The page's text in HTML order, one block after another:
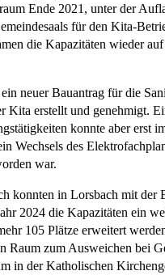
Ende 2021, unter der
für den Kita-
die Kapazitäten wieder
neuer Bauantrag für die
Kita erstellt und genehmigt.
konnte aber erst
Wechsels des
war.
konnten in Lorsbach mit der
2024 die Kapazitäten ein
105 Plätze erweitert
Raum zum Ausweichen bei
in der Katholischen